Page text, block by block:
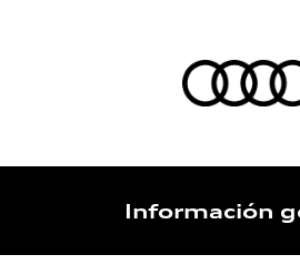
Información